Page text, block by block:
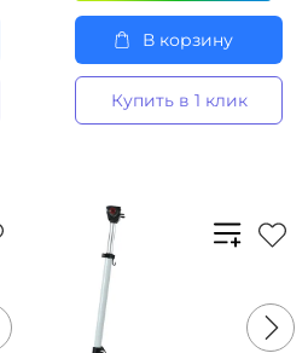
В корзину
Купить в 1 клик